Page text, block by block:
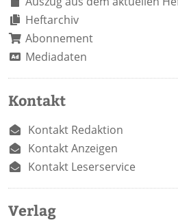
Heftarchiv
Abonnement
Mediadaten
Kontakt
Kontakt Redaktion
Kontakt Anzeigen
Kontakt Leserservice
Verlag